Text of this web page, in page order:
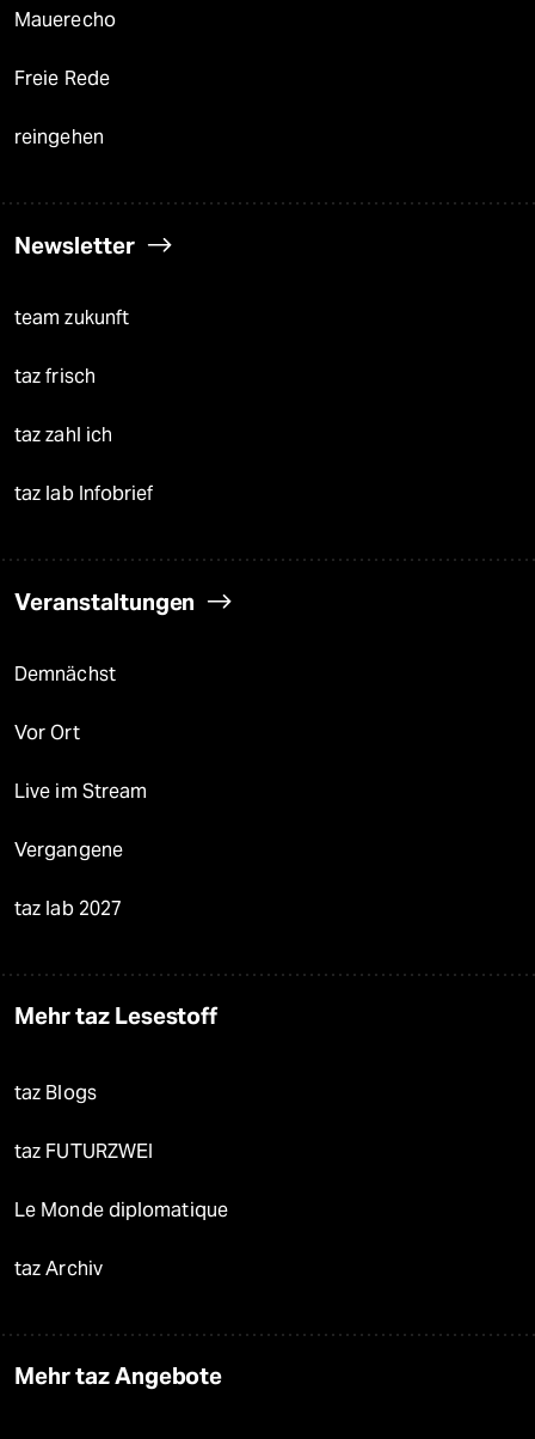
Mauerecho
Freie Rede
reingehen
Newsletter
team zukunft
taz frisch
taz zahl ich
taz lab Infobrief
Veranstaltungen
Demnächst
Vor Ort
Live im Stream
Vergangene
taz lab 2027
Mehr taz Lesestoff
taz Blogs
taz FUTURZWEI
Le Monde diplomatique
taz Archiv
Mehr taz Angebote